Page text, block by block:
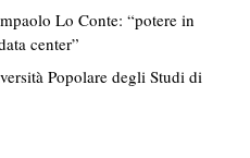
Lo Conte: “potere in
center”
Popolare degli Studi di